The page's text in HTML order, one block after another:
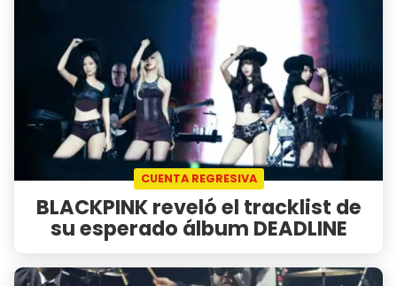
CUENTA REGRESIVA
BLACKPINK reveló el tracklist de
su esperado álbum DEADLINE